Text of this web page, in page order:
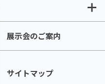
展示会のご案内
サイトマップ